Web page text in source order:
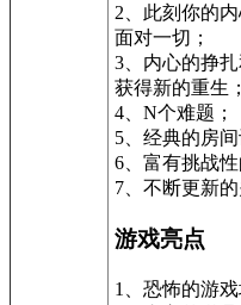
2、此刻你的
面对一切；
3、内心的挣
获得新的重生；
4、N个难题；
5、经典的房间
6、富有挑战性
7、不断更新的
游戏亮点
1、恐怖的游戏